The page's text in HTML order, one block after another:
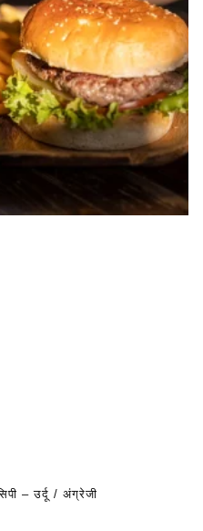
– उर्दू / अंग्रेजी